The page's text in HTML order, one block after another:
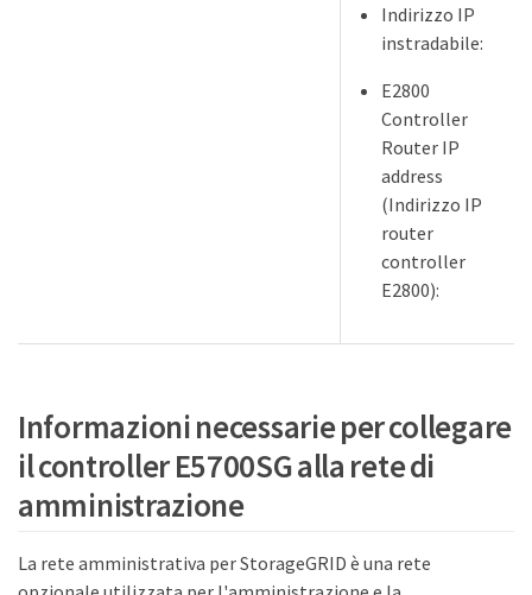
Indirizzo IP
instradabile:
E2800
Controller
Router IP
address
(Indirizzo IP
router
controller
E2800):
Informazioni necessarie per collegare
il controller E5700SG alla rete di
amministrazione
La rete amministrativa per StorageGRID è una rete